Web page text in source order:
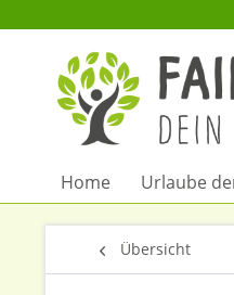
Home Urlaube
Übersicht